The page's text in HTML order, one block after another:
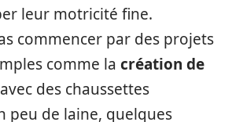
leur motricité fine.
commencer par des projets
comme la création de
avec des chaussettes
peu de laine, quelques